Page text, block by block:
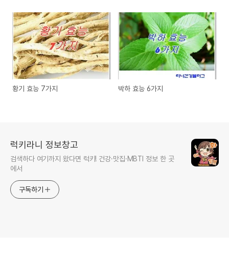
황기 효능 7가지 박하 효능 6가지
럭키라니 정보창고
검색하다 여기까지 왔다면 럭키! 건강·맛집·MBTI 정보 한 곳
에서
구독하기